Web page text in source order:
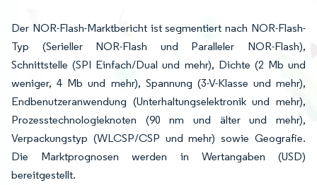
Der NOR-Flash-Marktbericht ist segmentiert nach NOR-Flash-
Typ (Serieller NOR-Flash und Paralleler NOR-Flash),
Schnittstelle (SPI Einfach/Dual und mehr), Dichte (2 Mb und
weniger, 4 Mb und mehr), Spannung (3-V-Klasse und mehr),
Endbenutzeranwendung (Unterhaltungselektronik und mehr),
Prozesstechnologieknoten (90 nm und älter und mehr),
Verpackungstyp (WLCSP/CSP und mehr) sowie Geografie.
Die Marktprognosen werden in Wertangaben (USD)
bereitgestellt.